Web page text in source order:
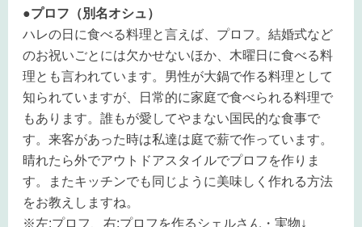
●プロフ（別名オシュ）
ハレの日に食べる料理と言えば、プロフ。結婚式など
のお祝いごとには欠かせないほか、木曜日に食べる料
理とも言われています。男性が大鍋で作る料理として
知られていますが、日常的に家庭で食べられる料理で
もあります。誰もが愛してやまない国民的な食事で
す。来客があった時は私達は庭で薪で作っています。
晴れたら外でアウトドアスタイルでプロフを作りま
す。またキッチンでも同じように美味しく作れる方法
をお教えしますね。
※左:プロフ、右:プロフを作るシェルさん・実物↓